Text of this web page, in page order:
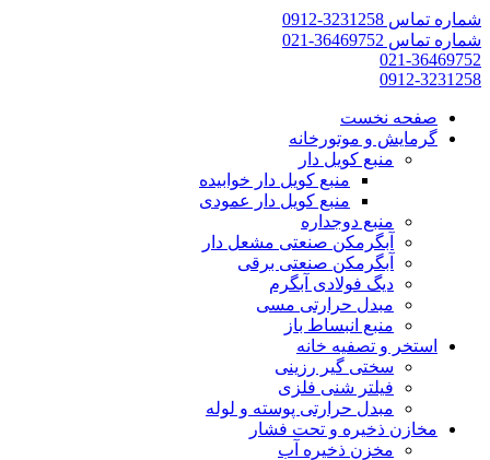
شماره تماس 3231258-0912
شماره تماس 36469752-021
021-36469752
0912-3231258
صفحه نخست
گرمایش و موتورخانه
منبع کویل دار
منبع کویل دار خوابیده
منبع کویل دار عمودی
منبع دوجداره
آبگرمکن صنعتی مشعل دار
آبگرمکن صنعتی برقی
دیگ فولادی آبگرم
مبدل حرارتی مسی
منبع انبساط باز
استخر و تصفیه خانه
سختی گیر رزینی
فیلتر شنی فلزی
مبدل حرارتی پوسته و لوله
مخازن ذخیره و تحت فشار
مخزن ذخیره آب